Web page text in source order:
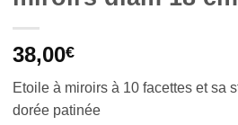
38,00€
Etoile à miroirs à 10 facettes et sa
dorée patinée